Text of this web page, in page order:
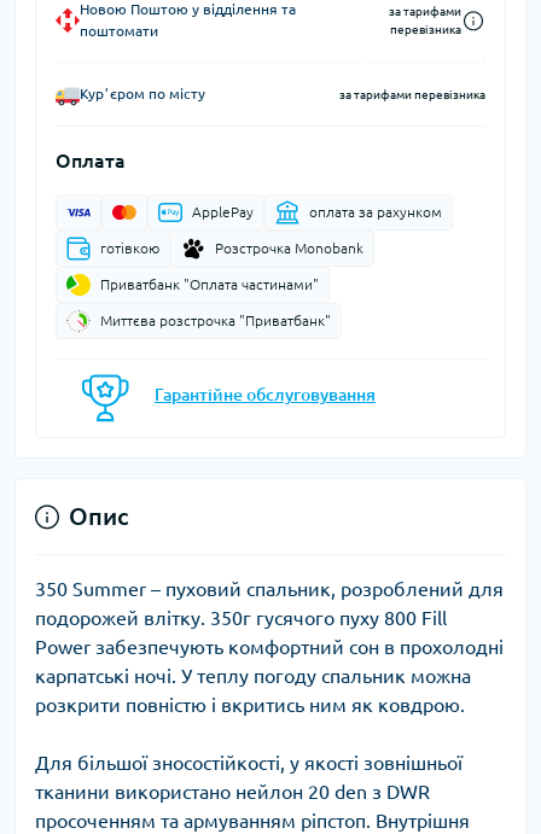
Новою Поштою у відділення та
поштомати
за тарифами
перевізника
Курʼєром по місту за тарифами перевізника
Оплата
ApplePay оплата за рахунком
готівкою Розстрочка Monobank
Приватбанк "Оплата частинами"
Миттєва розстрочка "Приватбанк"
Гарантійне обслуговування
Опис
350 Summer – пуховий спальник, розроблений для
подорожей влітку. 350г гусячого пуху 800 Fill
Power забезпечують комфортний сон в прохолодні
карпатські ночі. У теплу погоду спальник можна
розкрити повністю і вкритись ним як ковдрою.
Для більшої зносостійкості, у якості зовнішньої
тканини використано нейлон 20 den з DWR
просоченням та армуванням ріпстоп. Внутрішня